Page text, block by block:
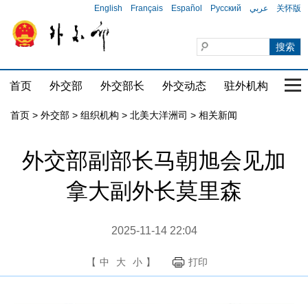
English Français Español Русский عربي 关怀版
首页 外交部 外交部长 外交动态 驻外机构 国
首页 > 外交部 > 组织机构 > 北美大洋洲司 > 相关新闻
外交部副部长马朝旭会见加
拿大副外长莫里森
2025-11-14 22:04
【 中 大 小 】 打印